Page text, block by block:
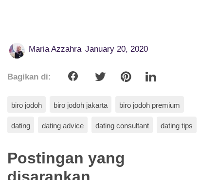
Maria Azzahra January 20, 2020
Bagikan di:
biro jodoh biro jodoh jakarta biro jodoh premium
dating dating advice dating consultant dating tips
Postingan yang